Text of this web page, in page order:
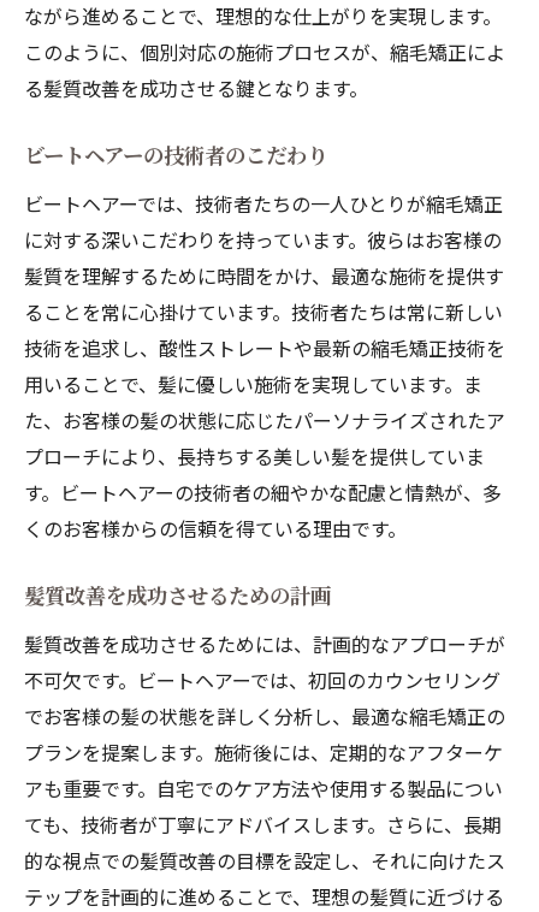
ながら進めることで、理想的な仕上がりを実現します。
このように、個別対応の施術プロセスが、縮毛矯正によ
る髪質改善を成功させる鍵となります。
ビートヘアーの技術者のこだわり
ビートヘアーでは、技術者たちの一人ひとりが縮毛矯正
に対する深いこだわりを持っています。彼らはお客様の
髪質を理解するために時間をかけ、最適な施術を提供す
ることを常に心掛けています。技術者たちは常に新しい
技術を追求し、酸性ストレートや最新の縮毛矯正技術を
用いることで、髪に優しい施術を実現しています。ま
た、お客様の髪の状態に応じたパーソナライズされたア
プローチにより、長持ちする美しい髪を提供していま
す。ビートヘアーの技術者の細やかな配慮と情熱が、多
くのお客様からの信頼を得ている理由です。
髪質改善を成功させるための計画
髪質改善を成功させるためには、計画的なアプローチが
不可欠です。ビートヘアーでは、初回のカウンセリング
でお客様の髪の状態を詳しく分析し、最適な縮毛矯正の
プランを提案します。施術後には、定期的なアフターケ
アも重要です。自宅でのケア方法や使用する製品につい
ても、技術者が丁寧にアドバイスします。さらに、長期
的な視点での髪質改善の目標を設定し、それに向けたス
テップを計画的に進めることで、理想の髪質に近づける